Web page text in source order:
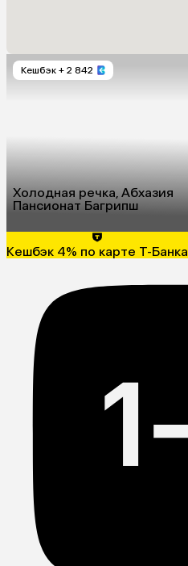
Кешбэк + 2 842
Холодная речка, Абхазия
Пансионат Багрипш
Кешбэк 4% по карте Т-Банка